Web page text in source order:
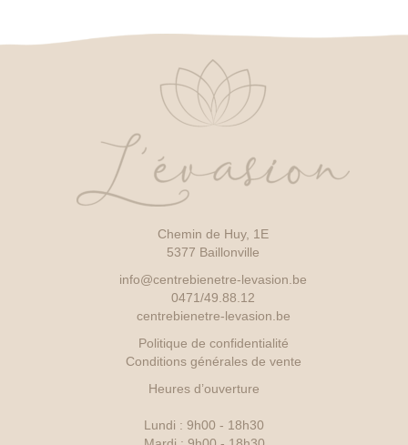
Chemin de Huy, 1E
5377 Baillonville
info@centrebienetre-levasion.be
0471/49.88.12
centrebienetre-levasion.be
Politique de confidentialité
Conditions générales de vente
Heures d’ouverture
Lundi : 9h00 - 18h30